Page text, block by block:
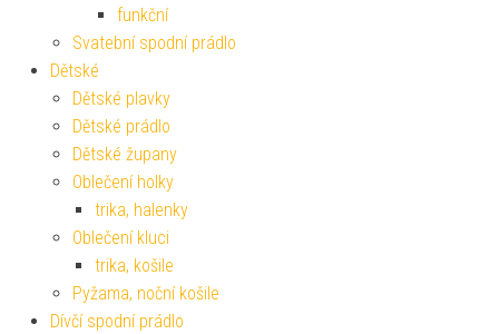
funkční
Svatební spodní prádlo
Dětské
Dětské plavky
Dětské prádlo
Dětské župany
Oblečení holky
trika, halenky
Oblečení kluci
trika, košile
Pyžama, noční košile
Dívčí spodní prádlo